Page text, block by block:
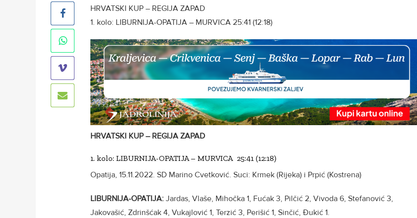
HRVATSKI KUP – REGIJA ZAPAD
1. kolo: LIBURNIJA-OPATIJA – MURVICA 25:41 (12:18)
HRVATSKI KUP – REGIJA ZAPAD
1. kolo: LIBURNIJA-OPATIJA – MURVICA 25:41 (12:18)
Opatija, 15.11.2022. SD Marino Cvetković. Suci: Krmek (Rijeka) i Prpić (Kostrena)
LIBURNIJA-OPATIJA: Jardas, Vlaše, Mihočka 1, Fućak 3, Pilčić 2, Vivoda 6, Stefanović 3,
Jakovašić, Zdrinšćak 4, Vukajlović 1, Terzić 3, Perišić 1, Sinčić, Đukić 1.